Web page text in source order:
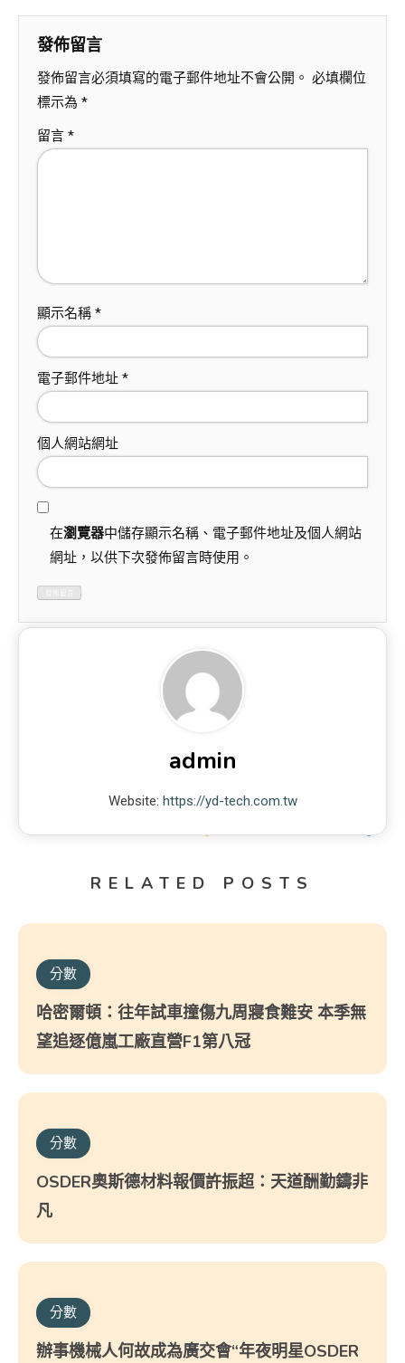
發佈留言
發佈留言必須填寫的電子郵件地址不會公開。 必填欄位
標示為 *
留言 *
顯示名稱 *
電子郵件地址 *
個人網站網址
在瀏覽器中儲存顯示名稱、電子郵件地址及個人網站
網址，以供下次發佈留言時使用。
admin
Website: https://yd-tech.com.tw
RELATED POSTS
分數
哈密爾頓：往年試車撞傷九周寢食難安 本季無
望追逐億嵐工廠直營F1第八冠
分數
OSDER奧斯德材料報價許振超：天道酬勤鑄非
凡
分數
辦事機械人何故成為廣交會“年夜明星OSDER